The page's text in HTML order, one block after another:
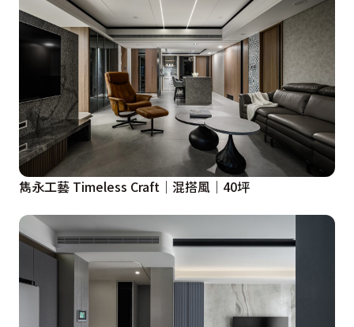
雋永工藝 Timeless Craft｜混搭風｜40坪